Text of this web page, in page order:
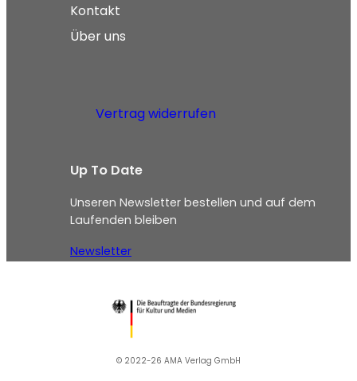
Kontakt
Über uns
Vertrag widerrufen
Up To Date
Unseren Newsletter bestellen und auf dem
Laufenden bleiben
Newsletter
© 2022-26 AMA Verlag GmbH​